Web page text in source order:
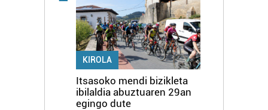
KIROLA
Itsasoko mendi bizikleta
ibilaldia abuztuaren 29an
egingo dute